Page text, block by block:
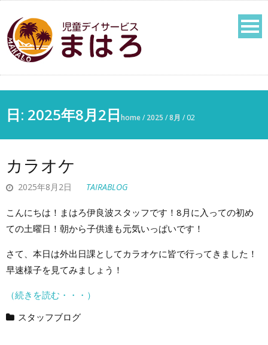
日: 2025年8月2日home/ 2025 /8月 / 02
カラオケ
2025年8月2日 TAIRABLOG
こんにちは！まはろ伊良波スタッフです！8月に入っての初め
ての土曜日！朝から子供達も元気いっぱいです！
さて、本日は外出日課としてカラオケに皆で行ってきました！
早速様子を見てみましょう！
（続きを読む・・・）
スタッフブログ